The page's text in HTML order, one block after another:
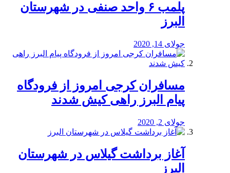
پلمب ۶ واحد صنفی در شهرستان
البرز
جولای 14, 2020
مسافران کرجی امروز از فرودگاه
پیام البرز راهی کیش شدند
جولای 2, 2020
آغاز برداشت گیلاس در شهرستان
البرز